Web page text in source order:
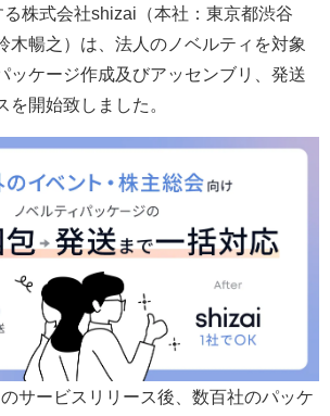
る株式会社shizai（本社：東京都渋谷
木暢之）は、法人のノベルティを対象
ッケージ作成及びアッセンブリ、発送
を開始致しました。
サービスリリース後、数百社のパッケ